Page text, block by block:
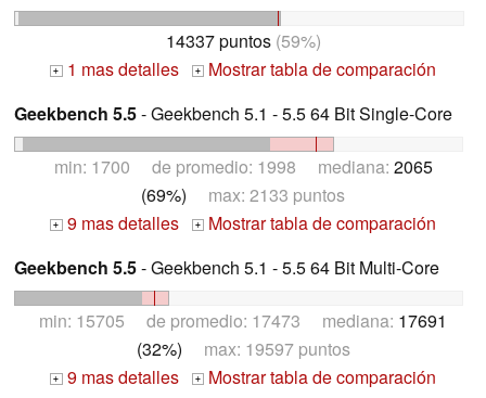
14337 puntos(59%)
+ 1 mas detalles +
Mostrar tabla de comparación
Geekbench 5.5- Geekbench 5.1 - 5.5 64 Bit Single-Core
min: 1700 de promedio: 1998 mediana: 2065
(69%) max: 2133 puntos
+ 9 mas detalles +
Mostrar tabla de comparación
Geekbench 5.5- Geekbench 5.1 - 5.5 64 Bit Multi-Core
min: 15705 de promedio: 17473 mediana: 17691
(32%) max: 19597 puntos
+ 9 mas detalles +
Mostrar tabla de comparación